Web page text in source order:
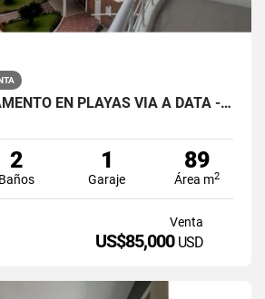
VENTA DEPARTAMENTO EN PLAYAS VIA A DATA - GUAYAS
2
Baños
1
Garaje
89
Área m2
Venta
US$85,000 USD